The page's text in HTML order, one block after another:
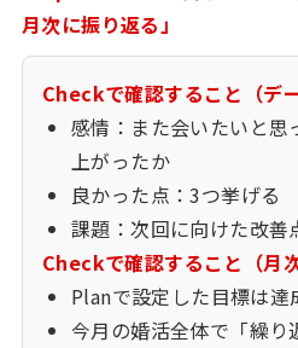
月次に振り返る」
Checkで確認すること（デ
感情：また会いたいと思
上がったか
良かった点：3つ挙げる
課題：次回に向けた改善
Checkで確認すること（月
Planで設定した目標は達
今月の婚活全体で「繰り